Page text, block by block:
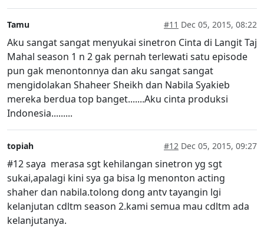
Tamu #11 Dec 05, 2015, 08:22
Aku sangat sangat menyukai sinetron Cinta di Langit Taj
Mahal season 1 n 2 gak pernah terlewati satu episode
pun gak menontonnya dan aku sangat sangat
mengidolakan Shaheer Sheikh dan Nabila Syakieb
mereka berdua top banget.......Aku cinta produksi
Indonesia.........
topiah #12 Dec 05, 2015, 09:27
#12 saya merasa sgt kehilangan sinetron yg sgt
sukai,apalagi kini sya ga bisa lg menonton acting
shaher dan nabila.tolong dong antv tayangin lgi
kelanjutan cdltm season 2.kami semua mau cdltm ada
kelanjutanya.